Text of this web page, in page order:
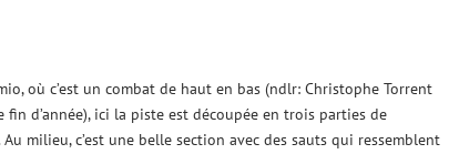
où c’est un combat de haut en bas (ndlr: Christophe Torrent
d’année), ici la piste est découpée en trois parties de
milieu, c’est une belle section avec des sauts qui ressemblent